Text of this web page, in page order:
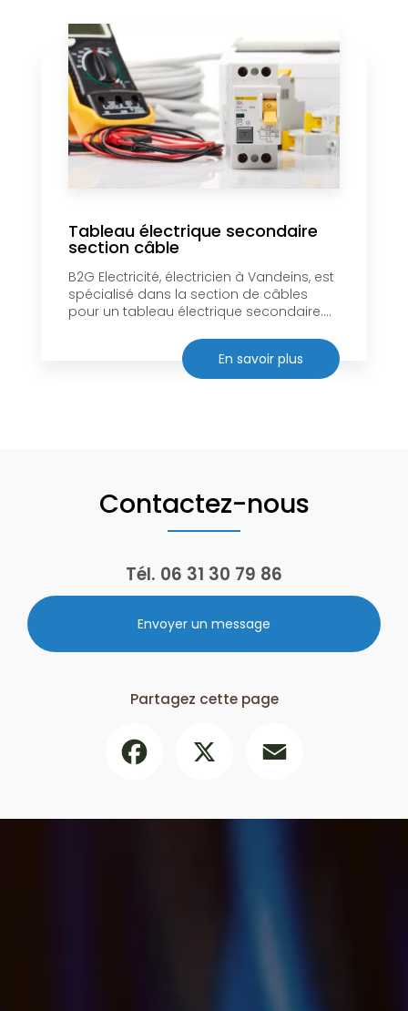
Tableau électrique secondaire
section câble
B2G Electricité, électricien à Vandeins, est
spécialisé dans la section de câbles
pour un tableau électrique secondaire....
En savoir plus
Contactez-nous
Tél. 06 31 30 79 86
Envoyer un message
Partagez cette page